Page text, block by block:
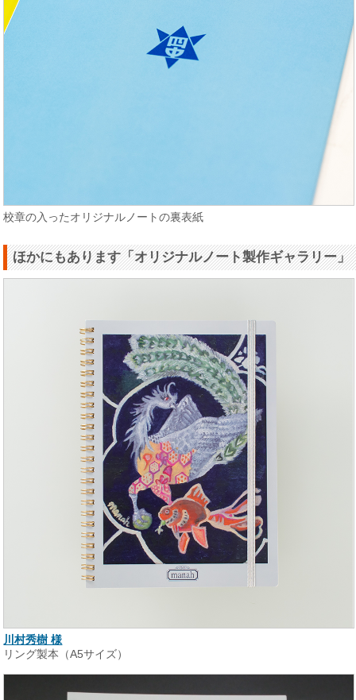
校章の入ったオリジナルノートの裏表紙
ほかにもあります「オリジナルノート製作ギャラリー」
川村秀樹 様
リング製本（A5サイズ）